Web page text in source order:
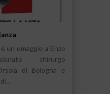
un omaggio a Enzo
chirurgo
di Bologna e